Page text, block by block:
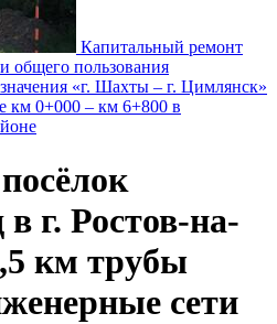
Капитальный ремонт
общего пользования
«г. Шахты – г. Цимлянск»
км 0+000 – км 6+800 в
г. Ростов-на-
км трубы
сети